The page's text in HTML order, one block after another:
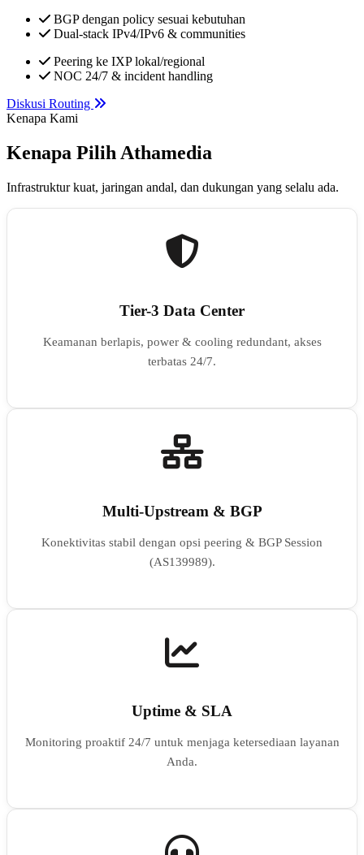
BGP dengan policy sesuai kebutuhan
Dual-stack IPv4/IPv6 & communities
Peering ke IXP lokal/regional
NOC 24/7 & incident handling
Diskusi Routing
Kenapa Kami
Kenapa Pilih Athamedia
Infrastruktur kuat, jaringan andal, dan dukungan yang selalu ada.
Tier-3 Data Center
Keamanan berlapis, power & cooling redundant, akses
terbatas 24/7.
Multi-Upstream & BGP
Konektivitas stabil dengan opsi peering & BGP Session
(AS139989).
Uptime & SLA
Monitoring proaktif 24/7 untuk menjaga ketersediaan layanan
Anda.